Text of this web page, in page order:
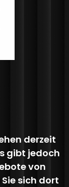
derzeit
gibt jedoch
von
sich dort